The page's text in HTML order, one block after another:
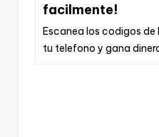
facilmente!
Escanea los codigos
tu telefono y gana